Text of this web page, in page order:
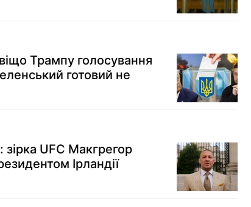
Трампу голосування
готовий не
UFC Макгрегор
Ірландії